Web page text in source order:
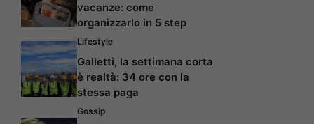
vacanze: come
organizzarlo in 5 step
Lifestyle
Galletti, la settimana corta
è realtà: 34 ore con la
stessa paga
Gossip